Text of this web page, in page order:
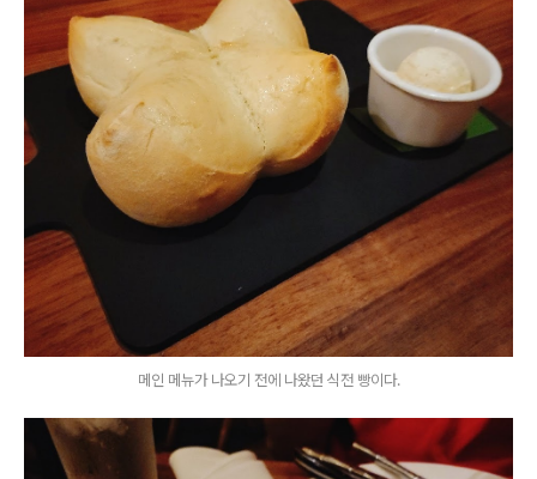
메인 메뉴가 나오기 전에 나왔던 식전 빵이다.